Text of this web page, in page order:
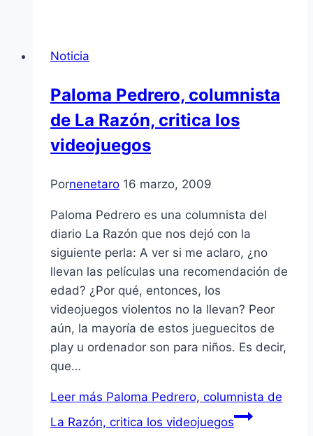
Noticia
Paloma Pedrero, columnista
de La Razón, critica los
videojuegos
Pornenetaro 16 marzo, 2009
Paloma Pedrero es una columnista del
diario La Razón que nos dejó con la
siguiente perla: A ver si me aclaro, ¿no
llevan las pelí­culas una recomendación de
edad? ¿Por qué, entonces, los
videojuegos violentos no la llevan? Peor
aún, la mayorí­a de estos jueguecitos de
play u ordenador son para niños. Es decir,
que…
Leer más Paloma Pedrero, columnista de
La Razón, critica los videojuegos